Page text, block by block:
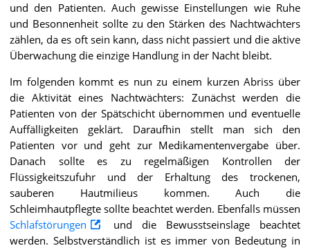
und den Patienten. Auch gewisse Einstellungen wie Ruhe
und Besonnenheit sollte zu den Stärken des Nachtwächters
zählen, da es oft sein kann, dass nicht passiert und die aktive
Überwachung die einzige Handlung in der Nacht bleibt.
Im folgenden kommt es nun zu einem kurzen Abriss über
die Aktivität eines Nachtwächters: Zunächst werden die
Patienten von der Spätschicht übernommen und eventuelle
Auffälligkeiten geklärt. Daraufhin stellt man sich den
Patienten vor und geht zur Medikamentenvergabe über.
Danach sollte es zu regelmäßigen Kontrollen der
Flüssigkeitszufuhr und der Erhaltung des trockenen,
sauberen Hautmilieus kommen. Auch die
Schleimhautpflegte sollte beachtet werden. Ebenfalls müssen
Schlafstörungen
und die Bewusstseinslage beachtet
werden. Selbstverständlich ist es immer von Bedeutung in